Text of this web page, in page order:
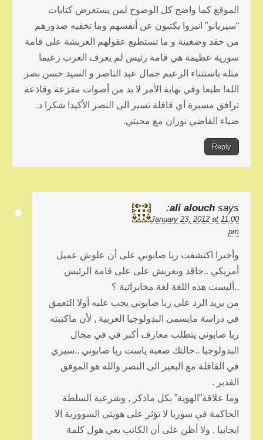
الموقع كما واضح كل الوضوح لمن يستعرض كتابات
“سيريانو” انبروا يكتبون عن أنفسهم وما تخفيه صدورهم
من حقد وضغينة و ما تستطيع عقولهم العربشة على قامة
سورية عظيمة هي قامة رئيس لم يعرف العرب زعيما
مثله باستثناء الزعيم جمال عبد الناصر و السيد حسن نصر
الله! طبعا وفي نهاية الأمر لا بد من أصوات مقزعة وقاذعة
ترافق مسيرة أي قافلة تسير الى النصر الأكيد! شكرا د.
ضياء القاضي نوران مع محبتي.
Reply
ali alouch says:
January 23, 2012 at 11:00
pm
وأخيرا اكتشفت ربا صابوني على أن علوش عميل
أمريكي ..حاقد ويعربش على على قامة الرئيس
..أليست هذه اللغة لغة مخابراتية ؟
من يريد الرد على ربا صابوني يجب عليه أولا التعمق
في دراسة مايسمى البدولوجيا العربية , لأن ماكتبته
ربا صابوني يتطلب معارف أكبر في في مجال
البدولوجيا ..حالتك صعبة ياست ربا صابوني ..سيري
في القافلة مع البعير الى النصر والله هو الموفق
القدير .
وما علاقة”الهوية” بكل ماذكر , وشرعية السلطة
الحاكمة في سوريا لا تؤثر على هويتي السوورية الا
ايجابيا , ولا أظن على أن الكاتب يعي هول كلمة